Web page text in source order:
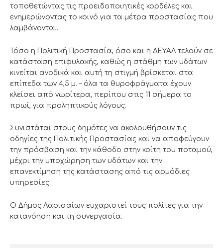
τοποθετώντας τις προειδοποιητικές κορδέλες και
ενημερώνοντας το κοινό για τα μέτρα προστασίας που
λαμβάνονται.
Τόσο η Πολιτική Προστασία, όσο και η ΔΕΥΑΛ τελούν σε
κατάσταση επιφυλακής, καθώς η στάθμη των υδάτων
κινείται ανοδικά και αυτή τη στιγμή βρίσκεται στα
επίπεδα των 4,5 μ. – όλα τα θυροφράγματα έχουν
κλείσει από νωρίτερα, περίπου στις 11 σήμερα το
πρωί, για προληπτικούς λόγους.
Συνιστάται στους δημότες να ακολουθήσουν τις
οδηγίες της Πολιτικής Προστασίας και να αποφεύγουν
την πρόσβαση και την κάθοδο στην κοίτη του ποταμού,
μέχρι την υποχώρηση των υδάτων και την
επανεκτίμηση της κατάστασης από τις αρμόδιες
υπηρεσίες.
Ο Δήμος Λαρισαίων ευχαριστεί τους πολίτες για την
κατανόηση και τη συνεργασία.